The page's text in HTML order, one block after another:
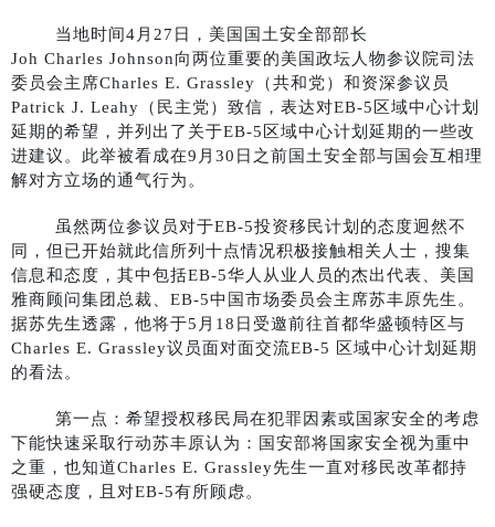
当地时间4月27日，美国国土安全部部长
Joh Charles Johnson向两位重要的美国政坛人物参议院司法
委员会主席Charles E. Grassley（共和党）和资深参议员
Patrick J. Leahy（民主党）致信，表达对EB-5区域中心计划
延期的希望，并列出了关于EB-5区域中心计划延期的一些改
进建议。此举被看成在9月30日之前国土安全部与国会互相理
解对方立场的通气行为。
虽然两位参议员对于EB-5投资移民计划的态度迥然不
同，但已开始就此信所列十点情况积极接触相关人士，搜集
信息和态度，其中包括EB-5华人从业人员的杰出代表、美国
雅商顾问集团总裁、EB-5中国市场委员会主席苏丰原先生。
据苏先生透露，他将于5月18日受邀前往首都华盛顿特区与
Charles E. Grassley议员面对面交流EB-5 区域中心计划延期
的看法。
第一点：希望授权移民局在犯罪因素或国家安全的考虑
下能快速采取行动苏丰原认为：国安部将国家安全视为重中
之重，也知道Charles E. Grassley先生一直对移民改革都持
强硬态度，且对EB-5有所顾虑。